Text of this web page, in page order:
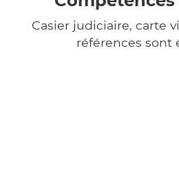
Casier judiciaire, carte
références sont